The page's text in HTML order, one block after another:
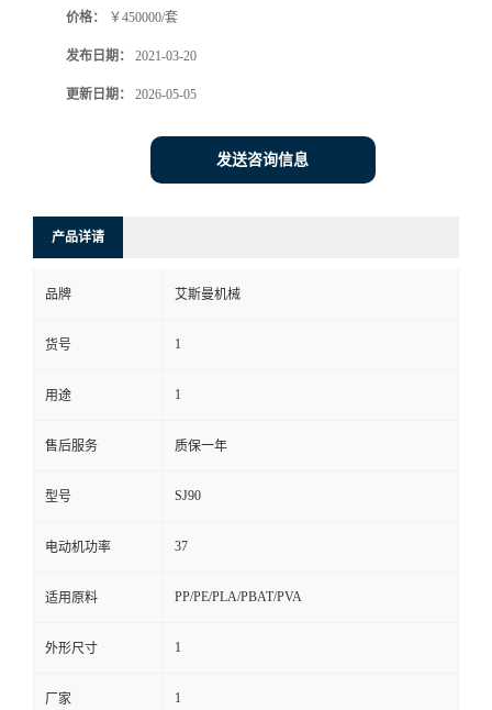
价格： ￥450000/套
发布日期： 2021-03-20
更新日期： 2026-05-05
发送咨询信息
产品详请
品牌 艾斯曼机械
货号 1
用途 1
售后服务 质保一年
型号 SJ90
电动机功率 37
适用原料 PP/PE/PLA/PBAT/PVA
外形尺寸 1
厂家 1